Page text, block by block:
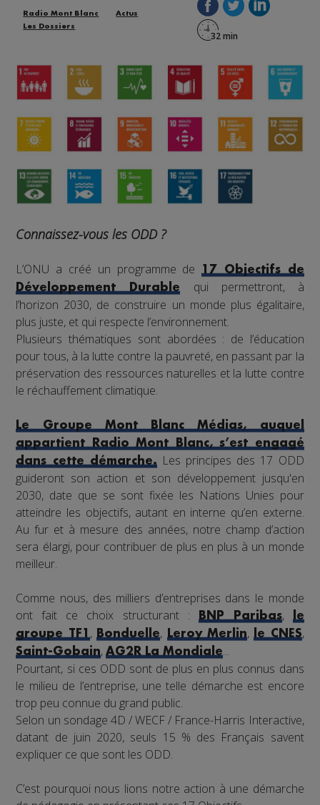
Radio Mont Blanc
Actus
Les Dossiers
Connaissez-vous les ODD ?
L’ONU a créé un programme de17 Objectifs de
Développement Durable
qui permettront, à
l’horizon 2030, de construire un monde plus égalitaire,
plus juste, et qui respecte l’environnement.
Plusieurs thématiques sont abordées : de l’éducation
pour tous, à la lutte contre la pauvreté, en passant par la
préservation des ressources naturelles et la lutte contre
le réchauffement climatique.
Le Groupe Mont Blanc Médias, auquel
appartient Radio Mont Blanc, s’est engagé
dans cette démarche.Les principes des 17 ODD
guideront son action et son développement jusqu'en
2030, date que se sont fixée les Nations Unies pour
atteindre les objectifs, autant en interne qu’en externe.
Au fur et à mesure des années, notre champ d’action
sera élargi, pour contribuer de plus en plus à un monde
meilleur.
Comme nous, des milliers d’entreprises dans le monde
ont fait ce choix structurant :
BNP Paribas,
le
groupe TF1 , Bonduelle, Leroy Merlin, le CNES,
Saint-Gobain,AG2R La Mondiale...
Pourtant, si ces ODD sont de plus en plus connus dans
le milieu de l’entreprise, une telle démarche est encore
trop peu connue du grand public.
Selon un sondage 4D / WECF / France-Harris Interactive,
datant de juin 2020, seuls 15 % des Français savent
expliquer ce que sont les ODD.
C’est pourquoi nous lions notre action à une démarche